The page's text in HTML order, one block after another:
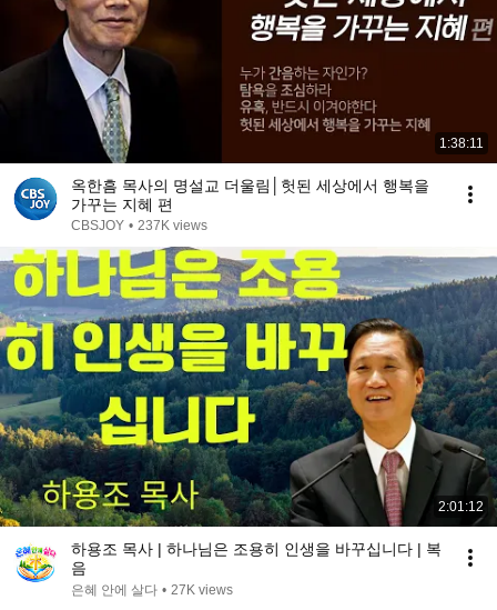
1:38:11
옥한흠 목사의 명설교 더울림│헛된 세상에서 행복을
가꾸는 지혜 편
CBSJOY • 237K views
2:01:12
하용조 목사 | 하나님은 조용히 인생을 바꾸십니다 | 복
음
은혜 안에 살다 • 27K views